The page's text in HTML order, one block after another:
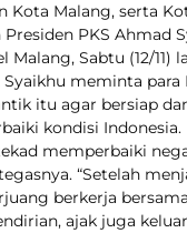
Kota Malang, serta
PKS Ahmad
Malang, Sabtu (12/11)
meminta para
itu agar bersiap
kondisi Indonesia.
memperbaiki
“Setelah
berkerja
ajak juga